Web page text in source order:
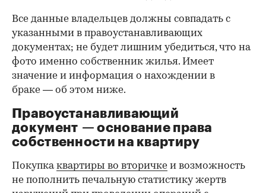
00:00 / 00:00
Все данные владельцев должны совпадать с
указанными в правоустанавливающих
документах; не будет лишним убедиться, что на
фото именно собственник жилья. Имеет
значение и информация о нахождении в
браке — об этом ниже.
Правоустанавливающий
документ — основание права
собственности на квартиру
Покупкаквартиры во вторичке и возможность
не пополнить печальную статистику жертв